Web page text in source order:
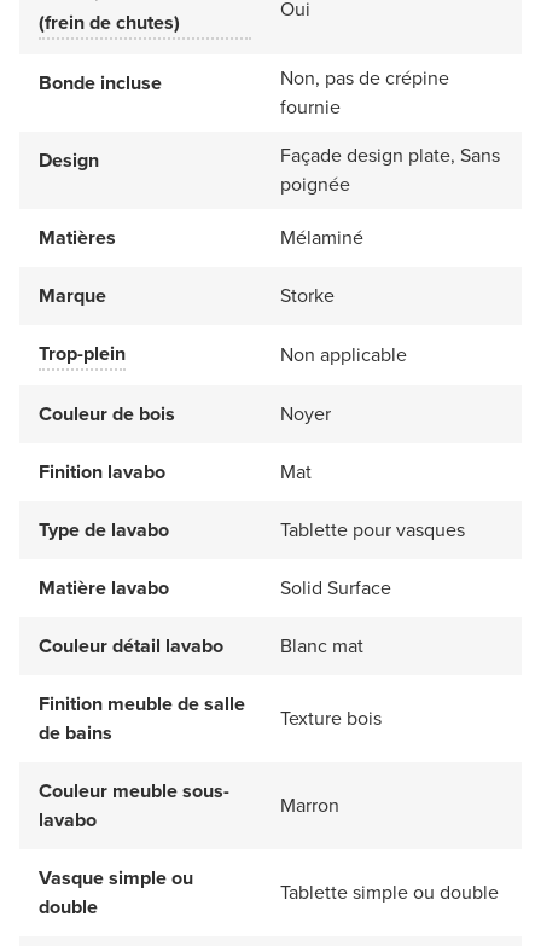
(frein de chutes)
Oui
Bonde incluse
Non, pas de crépine
fournie
Design
Façade design plate, Sans
poignée
Matières
Mélaminé
Marque Storke
Trop-plein Non applicable
Couleur de bois Noyer
Finition lavabo Mat
Type de lavabo Tablette pour vasques
Matière lavabo Solid Surface
Couleur détail lavabo Blanc mat
Finition meuble de salle
de bains
Texture bois
Couleur meuble sous-
lavabo
Marron
Vasque simple ou
double
Tablette simple ou double